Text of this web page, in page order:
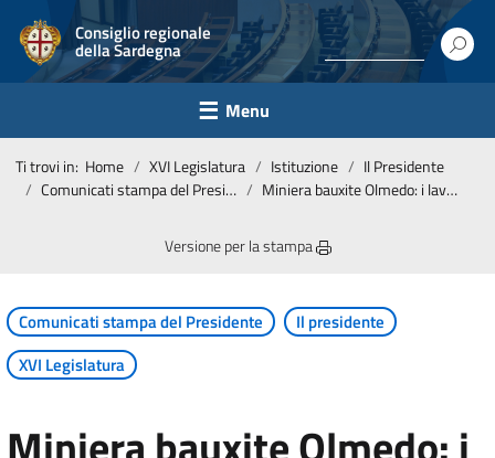
Consiglio regionale
della Sardegna
Menu
Ti trovi in: Home XVI Legislatura Istituzione
Il Presidente
Comunicati stampa del Presidente
Miniera bauxite Olmedo: i lavoratori dal Presidente Pais
Versione per la stampa
Comunicati stampa del Presidente
Il presidente
XVI Legislatura